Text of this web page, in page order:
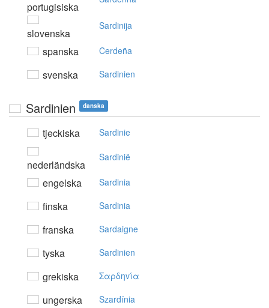
portugisiska
slovenska
Sardinija
spanska Cerdeña
svenska Sardinien
Sardinien danska
tjeckiska Sardinie
nederländska
Sardinië
engelska Sardinia
finska Sardinia
franska Sardaigne
tyska Sardinien
grekiska Σαρδηvία
ungerska Szardínia